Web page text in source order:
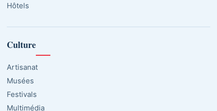
Hôtels
Culture
Artisanat
Musées
Festivals
Multimédia